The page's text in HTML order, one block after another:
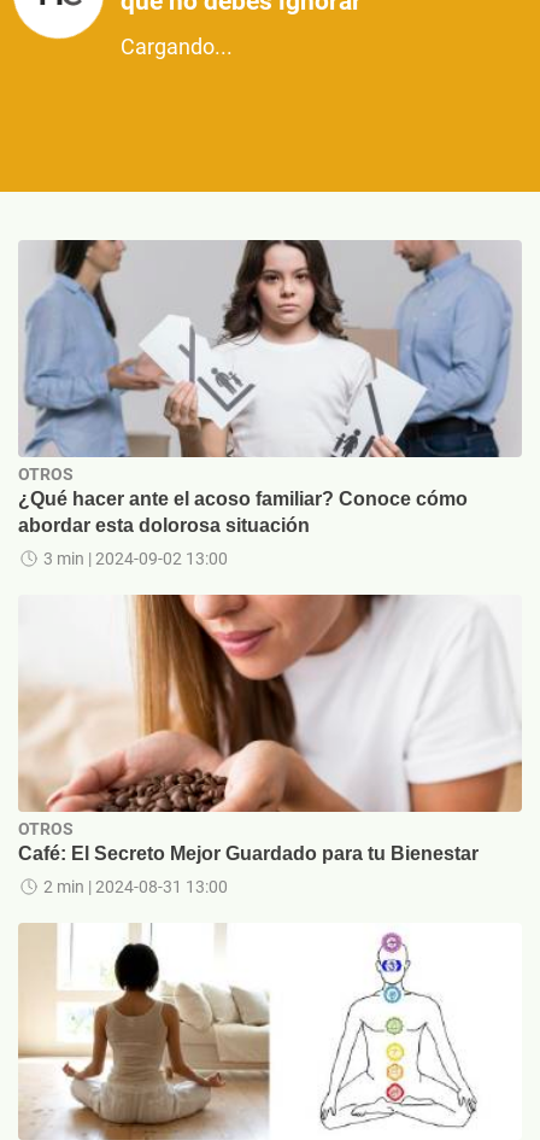
Cargando...
OTROS
¿Qué hacer ante el acoso familiar? Conoce cómo
abordar esta dolorosa situación
3 min | 2024-09-02 13:00
OTROS
Café: El Secreto Mejor Guardado para tu Bienestar
2 min | 2024-08-31 13:00